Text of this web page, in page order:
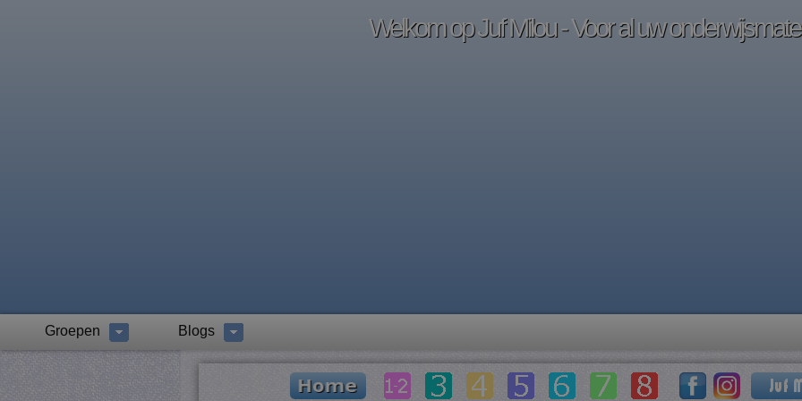
Welkom op Juf Milou - Voor al uw
Groepen Blogs